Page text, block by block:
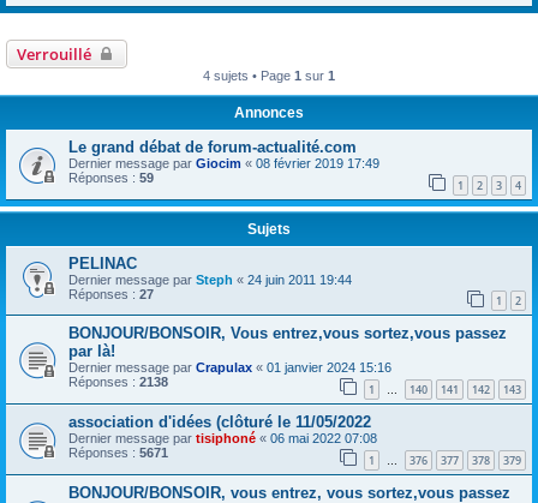
Verrouillé
4 sujets • Page 1 sur 1
Annonces
Le grand débat de forum-actualité.com
Dernier message par Giocim « 08 février 2019 17:49
Réponses : 59 1 2 3 4
Sujets
PELINAC
Dernier message par Steph « 24 juin 2011 19:44
Réponses : 27 1 2
BONJOUR/BONSOIR, Vous entrez,vous sortez,vous passez
par là!
Dernier message par Crapulax « 01 janvier 2024 15:16
Réponses : 2138 1 … 140 141 142 143
association d'idées (clôturé le 11/05/2022
Dernier message par tisiphoné « 06 mai 2022 07:08
Réponses : 5671 1 … 376 377 378 379
BONJOUR/BONSOIR, vous entrez, vous sortez,vous passez